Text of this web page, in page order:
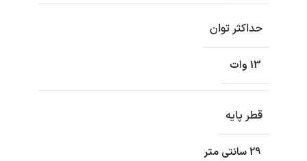
حداکثر توان
13 وات
قطر پایه
29 سانتی متر